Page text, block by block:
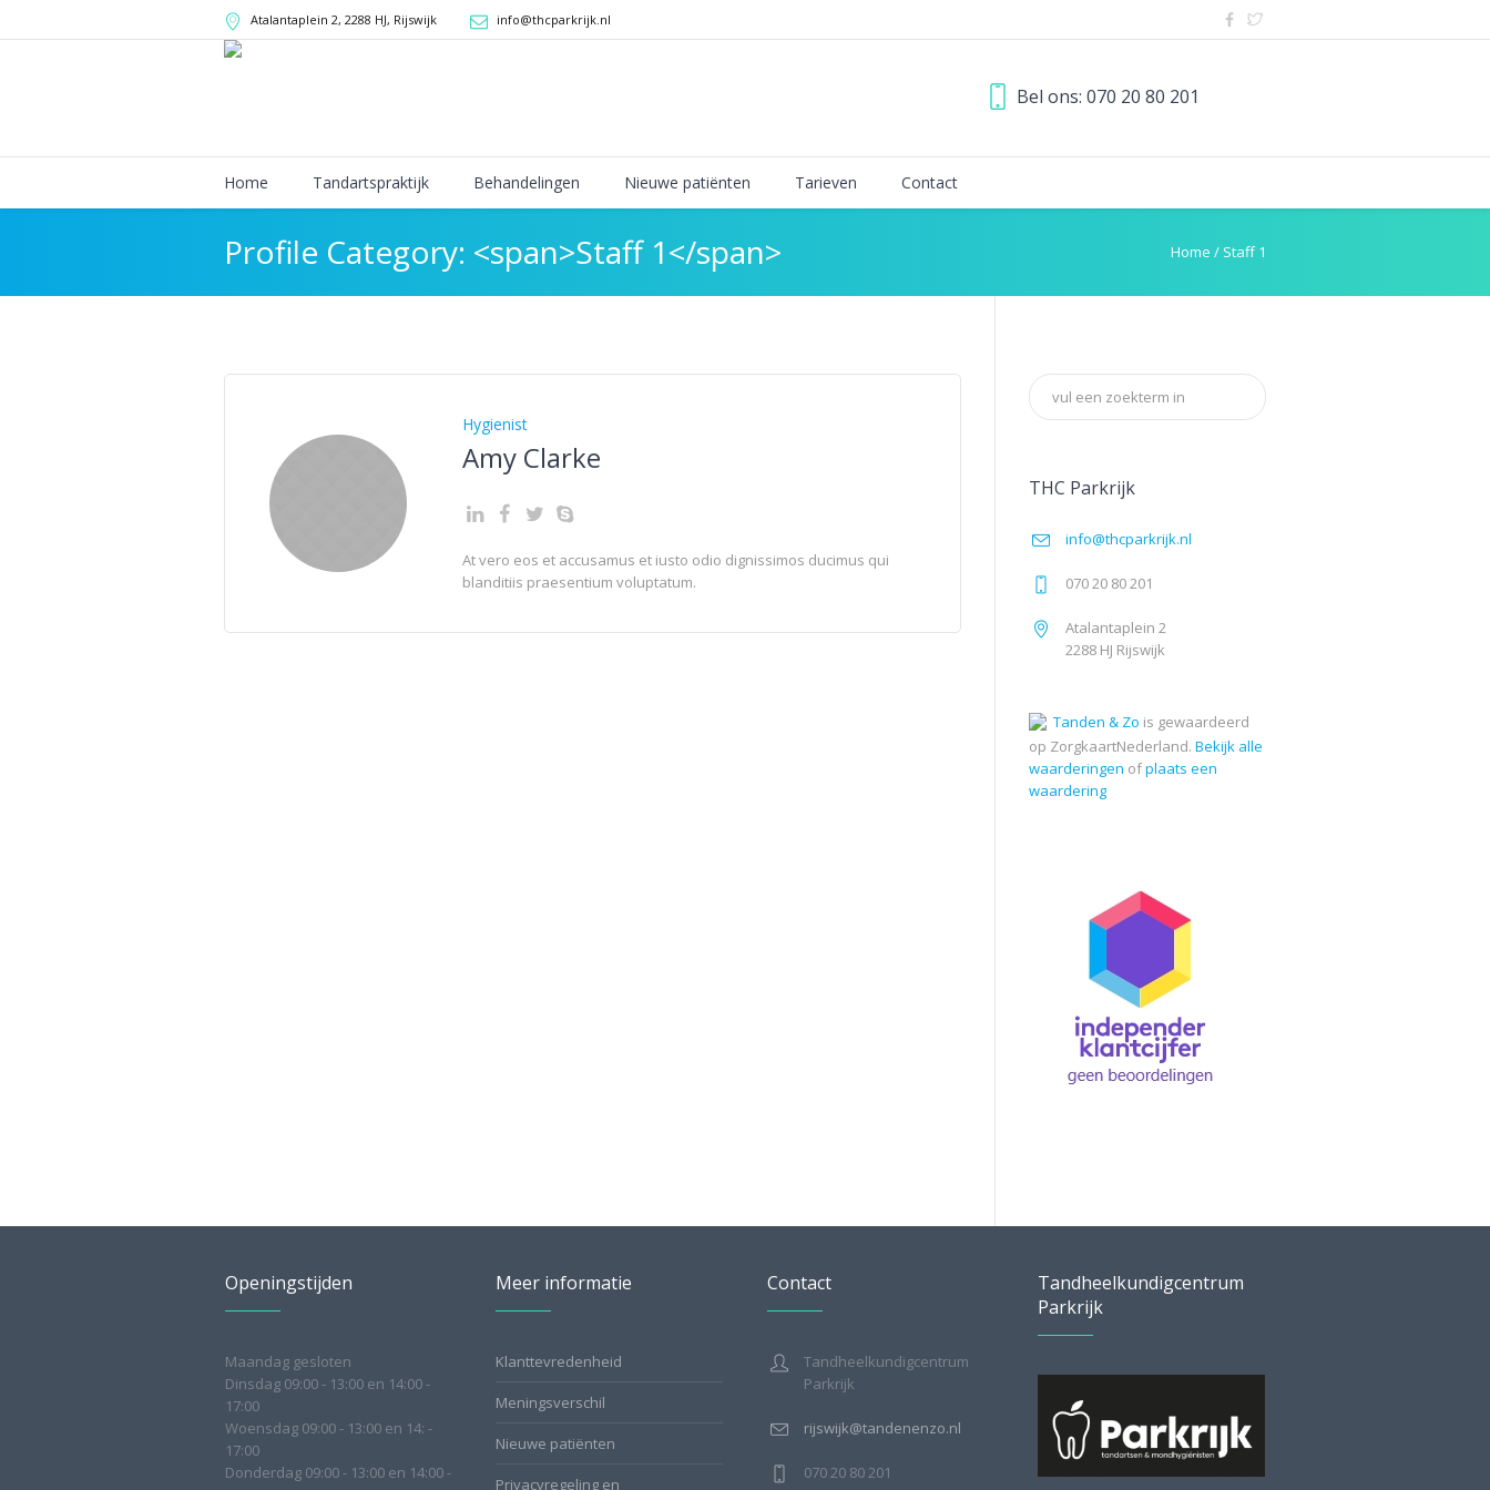
Atalantaplein 2, 2288 HJ, Rijswijk info@thcparkrijk.nl
Bel ons: 070 20 80 201
Home Tandartspraktijk Behandelingen Nieuwe patiënten Tarieven Contact
Profile Category: <span>Staff 1</span> Home / Staff 1
Hygienist
Amy Clarke
At vero eos et accusamus et iusto odio dignissimos ducimus qui
blanditiis praesentium voluptatum.
THC Parkrijk
info@thcparkrijk.nl
070 20 80 201
Atalantaplein 2
2288 HJ Rijswijk
Tanden & Zo is gewaardeerd
op ZorgkaartNederland. Bekijk alle
waarderingen ofplaats een
waardering
Openingstijden
Maandag gesloten
Dinsdag 09:00 - 13:00 en 14:00 -
17:00
Woensdag 09:00 - 13:00 en 14: -
17:00
Donderdag 09:00 - 13:00 en 14:00 -
Meer informatie
Klanttevredenheid
Meningsverschil
Nieuwe patiënten
Privacyregeling en
Contact
Tandheelkundigcentrum
Parkrijk
rijswijk@tandenenzo.nl
070 20 80 201
Tandheelkundigcentrum
Parkrijk